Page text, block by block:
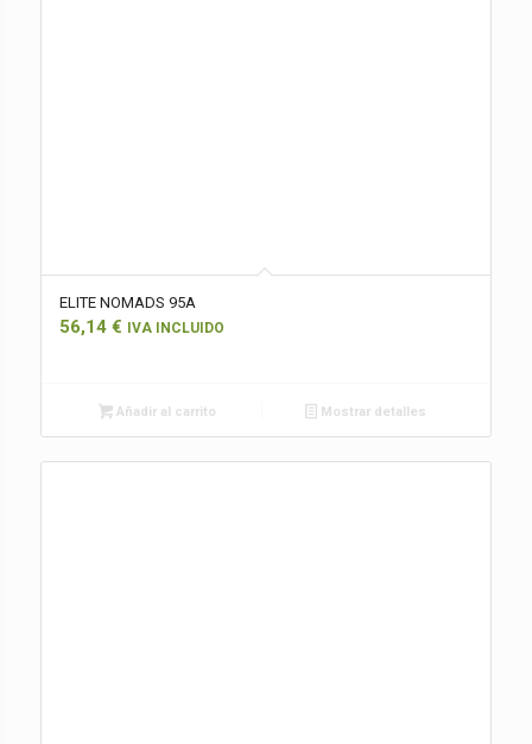
ELITE NOMADS 95A
56,14 € IVA INCLUIDO
Añadir al carrito Mostrar detalles